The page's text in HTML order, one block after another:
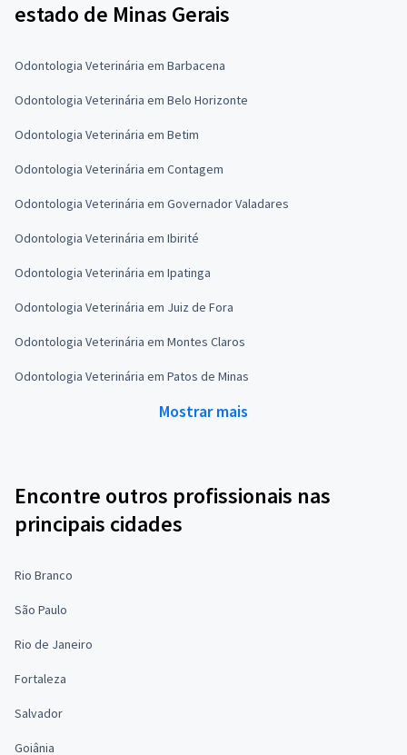
estado de Minas Gerais
Odontologia Veterinária em Barbacena
Odontologia Veterinária em Belo Horizonte
Odontologia Veterinária em Betim
Odontologia Veterinária em Contagem
Odontologia Veterinária em Governador Valadares
Odontologia Veterinária em Ibirité
Odontologia Veterinária em Ipatinga
Odontologia Veterinária em Juiz de Fora
Odontologia Veterinária em Montes Claros
Odontologia Veterinária em Patos de Minas
Mostrar mais
Encontre outros profissionais nas
principais cidades
Rio Branco
São Paulo
Rio de Janeiro
Fortaleza
Salvador
Goiânia